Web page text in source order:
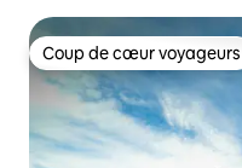
Coup de cœur voyageurs
Coup de cœur voyageurs